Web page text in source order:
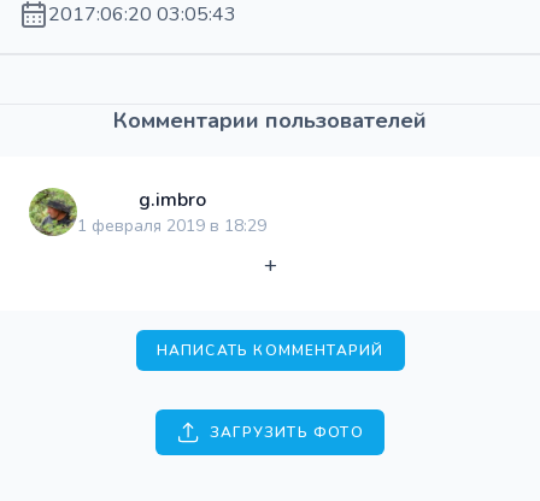
2017:06:20 03:05:43
Комментарии пользователей
g.imbro
1 февраля 2019 в 18:29
+
НАПИСАТЬ КОММЕНТАРИЙ
ЗАГРУЗИТЬ ФОТО